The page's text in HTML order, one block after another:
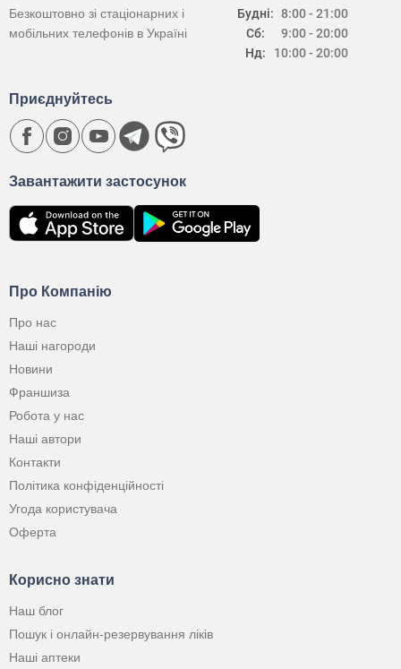
Будні:
Сб:
Нд:
8:00 - 21:00
9:00 - 20:00
10:00 - 20:00
Безкоштовно зі стаціонарних і
мобільних телефонів в Україні
Про Компанію
Про нас
Наші нагороди
Новини
Франшиза
Робота у нас
Наші автори
Контакти
Політика конфіденційності
Угода користувача
Оферта
Корисно знати
Наш блог
Пошук і онлайн-резервування ліків
Наші аптеки
Завантажити застосунок
Приєднуйтесь